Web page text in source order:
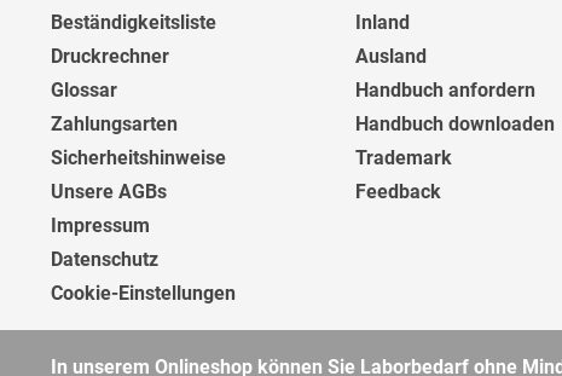
Beständigkeitsliste
Druckrechner
Glossar
Zahlungsarten
Sicherheitshinweise
Unsere AGBs
Impressum
Datenschutz
Cookie-Einstellungen
Inland
Ausland
Handbuch anfordern
Handbuch downloaden
Trademark
Feedback
In unserem Onlineshop können Sie Laborbedarf ohne